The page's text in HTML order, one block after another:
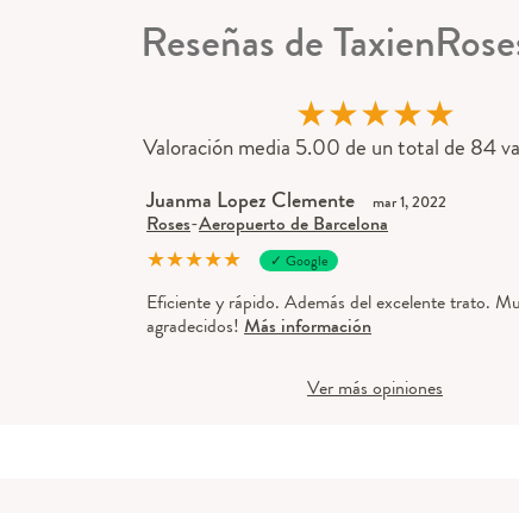
Reseñas de
★★★★★
Valoración media 5.00 de un total de 84
Juanma Lopez Clemente mar 1, 2022
Roses-Aeropuerto de Barcelona
★★★★★ ✓ Google
Eficiente y rápido. Además del excelente trato.
agradecidos! Más información
Ver más opiniones